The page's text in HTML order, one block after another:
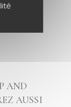
AND
AUSSI